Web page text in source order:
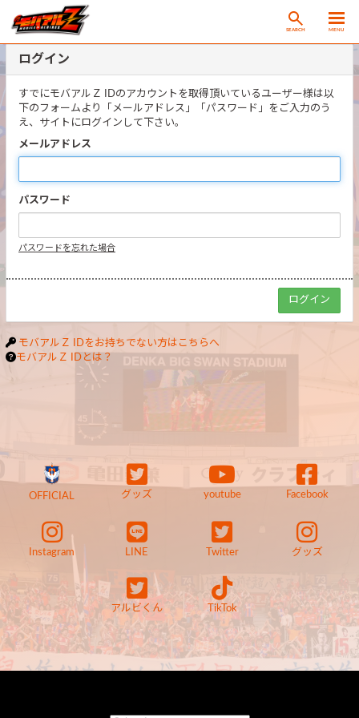
SEARCH MENU
ログイン
すでにモバアルＺ IDのアカウントを取得頂いているユーザー様は以
下のフォームより「メールアドレス」「パスワード」をご入力のう
え、サイトにログインして下さい。
メールアドレス
パスワード
パスワードを忘れた場合
モバアルＺ IDをお持ちでない方はこちらへ
モバアルＺ IDとは？
OFFICIAL グッズ youtube Facebook
Instagram LINE Twitter グッズ
アルビくん TikTok